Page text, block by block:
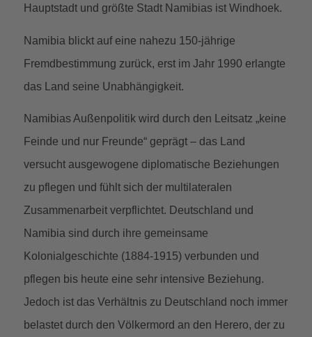
Hauptstadt und größte Stadt Namibias ist Windhoek.
Namibia blickt auf eine nahezu 150-jährige
Fremdbestimmung zurück, erst im Jahr 1990 erlangte
das Land seine Unabhängigkeit.
Namibias Außenpolitik wird durch den Leitsatz „keine
Feinde und nur Freunde“ geprägt – das Land
versucht ausgewogene diplomatische Beziehungen
zu pflegen und fühlt sich der multilateralen
Zusammenarbeit verpflichtet. Deutschland und
Namibia sind durch ihre gemeinsame
Kolonialgeschichte (1884-1915) verbunden und
pflegen bis heute eine sehr intensive Beziehung.
Jedoch ist das Verhältnis zu Deutschland noch immer
belastet durch den Völkermord an den Herero, der zu